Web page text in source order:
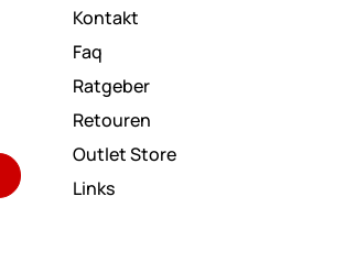
Kontakt
Faq
Ratgeber
Retouren
Outlet Store
Links